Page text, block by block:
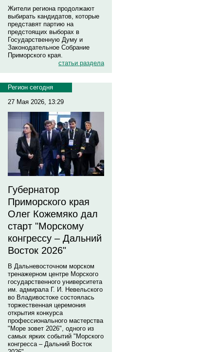
Жители региона продолжают
выбирать кандидатов, которые
представят партию на
предстоящих выборах в
Государственную Думу и
Законодательное Собрание
Приморского края.
статьи раздела
Регион сегодня
27 Мая 2026, 13:29
Губернатор
Приморского края
Олег Кожемяко дал
старт "Морскому
конгрессу – Дальний
Восток 2026"
В Дальневосточном морском
тренажерном центре Морского
государственного университета
им. адмирала Г. И. Невельского
во Владивостоке состоялась
торжественная церемония
открытия конкурса
профессионального мастерства
"Море зовет 2026", одного из
самых ярких событий "Морского
конгресса – Дальний Восток